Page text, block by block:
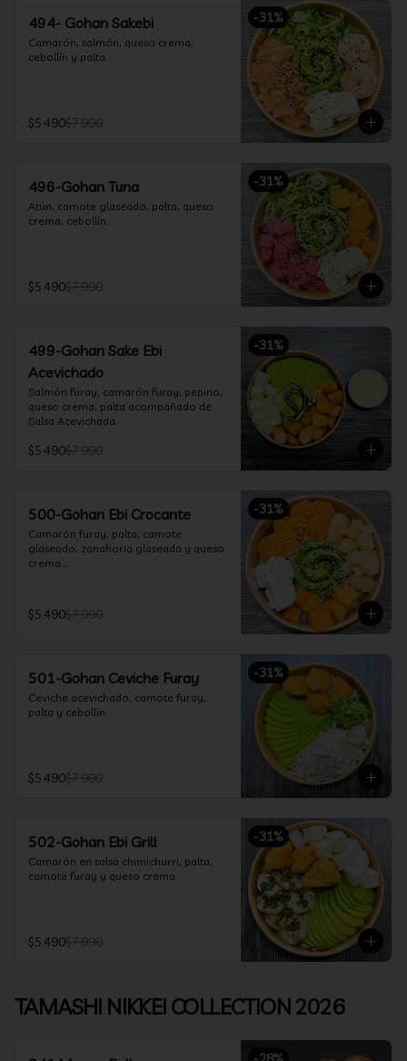
-31%
494- Gohan Sakebi
Camarón, salmón, queso crema,
cebollín y palta.
$5.490$7.990
-31%
496-Gohan Tuna
Atún, camote glaseado, palta, queso
crema, cebollín.
$5.490$7.990
-31%
499-Gohan Sake Ebi
Acevichado
Salmón furay, camarón furay, pepino,
queso crema, palta acompañado de
Salsa Acevichada.
$5.490$7.990
-31%
500-Gohan Ebi Crocante
Camarón furay, palta, camote
glaseado, zanahoria glaseada y queso
crema.
$5.490$7.990
-31%
501-Gohan Ceviche Furay
Ceviche acevichado, camote furay,
palta y cebollín.
$5.490$7.990
-31%
502-Gohan Ebi Grill
Camarón en salsa chimichurri, palta,
camote furay y queso crema.
$5.490$7.990
TAMASHI NIKKEI COLLECTION 2026